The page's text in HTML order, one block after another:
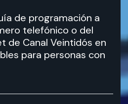
de programación a
telefónico o del
de Canal Veintidós en
para personas con